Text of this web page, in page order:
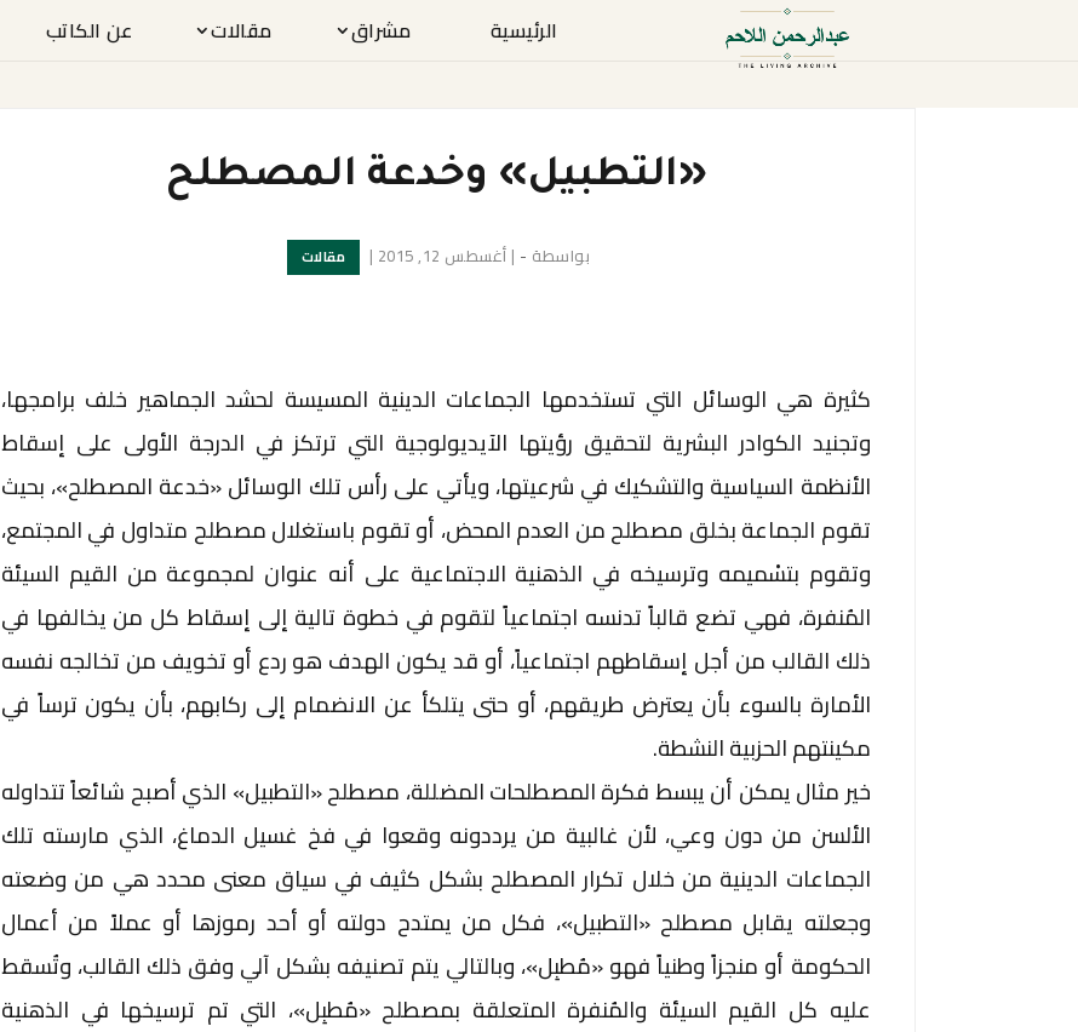
الرئيسية مشراق مقالات عن الكاتب
«التطبيل» وخدعة المصطلح
بواسطة -
| أغسطس 12, 2015 | مقالات
كثيرة هي الوسائل التي تستخدمها الجماعات الدينية المسيسة لحشد الجماهير خلف برامجها،
وتجنيد الكوادر البشرية لتحقيق رؤيتها الآيديولوجية التي ترتكز في الدرجة الأولى على إسقاط
الأنظمة السياسية والتشكيك في شرعيتها، ويأتي على رأس تلك الوسائل «خدعة المصطلح»، بحيث
تقوم الجماعة بخلق مصطلح من العدم المحض، أو تقوم باستغلال مصطلح متداول في المجتمع،
وتقوم بتسْميمه وترسيخه في الذهنية الاجتماعية على أنه عنوان لمجموعة من القيم السيئة
المُنفرة، فهي تضع قالباً تدنسه اجتماعياً لتقوم في خطوة تالية إلى إسقاط كل من يخالفها في
ذلك القالب من أجل إسقاطهم اجتماعياً، أو قد يكون الهدف هو ردع أو تخويف من تخالجه نفسه
الأمارة بالسوء بأن يعترض طريقهم، أو حتى يتلكأ عن الانضمام إلى ركابهم، بأن يكون ترساً في
مكينتهم الحزبية النشطة.
خير مثال يمكن أن يبسط فكرة المصطلحات المضللة، مصطلح «التطبيل» الذي أصبح شائعاً تتداوله
الألسن من دون وعي، لأن غالبية من يرددونه وقعوا في فخ غسيل الدماغ، الذي مارسته تلك
الجماعات الدينية من خلال تكرار المصطلح بشكل كثيف في سياق معنى محدد هي من وضعته
وجعلته يقابل مصطلح «التطبيل»، فكل من يمتدح دولته أو أحد رموزها أو عملاً من أعمال
الحكومة أو منجزاً وطنياً فهو «مُطبِل»، وبالتالي يتم تصنيفه بشكل آلي وفق ذلك القالب، وتُسقط
عليه كل القيم السيئة والمُنفرة المتعلقة بمصطلح «مُطبِل»، التي تم ترسيخها في الذهنية